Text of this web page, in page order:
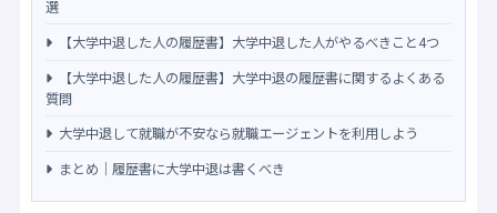
選
【大学中退した人の履歴書】大学中退した人がやるべきこと4つ
【大学中退した人の履歴書】大学中退の履歴書に関するよくある
質問
大学中退して就職が不安なら就職エージェントを利用しよう
まとめ｜履歴書に大学中退は書くべき